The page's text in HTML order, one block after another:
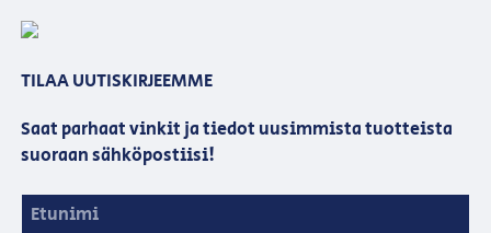
TILAA UUTISKIRJEEMME
Saat parhaat vinkit ja tiedot uusimmista tuotteista
suoraan sähköpostiisi!